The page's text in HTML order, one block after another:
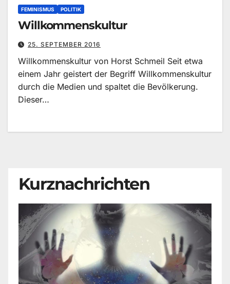
FEMINISMUS POLITIK
Willkommenskultur
25. SEPTEMBER 2016
Willkommenskultur von Horst Schmeil Seit etwa
einem Jahr geistert der Begriff Willkommenskultur
durch die Medien und spaltet die Bevölkerung.
Dieser…
Kurznachrichten